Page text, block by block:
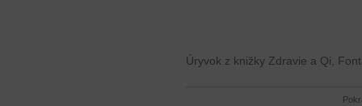
Úryvok z knižky Zdravie a Qi,